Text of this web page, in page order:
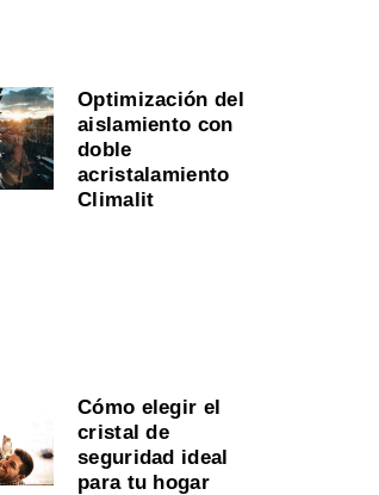
Optimización del
aislamiento con
doble
acristalamiento
Climalit
Cómo elegir el
cristal de
seguridad ideal
para tu hogar